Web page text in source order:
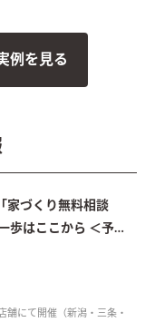
例を見る
家づくり無料相談
歩はここから ＜予約
舗にて開催（新潟・三条・